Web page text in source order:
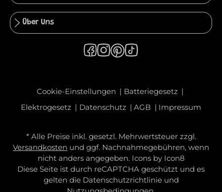
Über Uns
Cookie-Einstellungen
Batteriegesetz
Elektrogesetz
Datenschutz AGB Impressum
* Alle Preise inkl. gesetzl. Mehrwertsteuer zzgl.
Versandkosten und ggf. Nachnahmegebühren, wenn
nicht anders angegeben. Icons by Icon8
Diese Seite ist durch reCAPTCHA geschützt und es
gelten die Datenschutzrichtlinieund